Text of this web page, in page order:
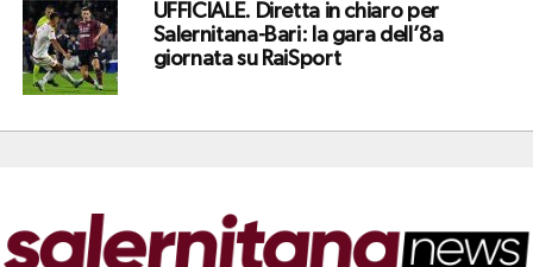
UFFICIALE. Diretta in chiaro per
Salernitana-Bari: la gara dell’8a
giornata su RaiSport